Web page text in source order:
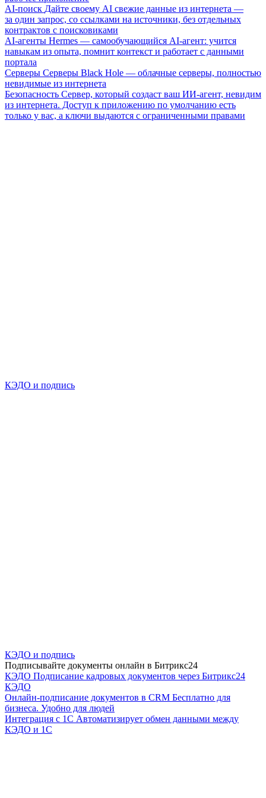
AI-поиск Дайте своему AI свежие данные из интернета —
за один запрос, со ссылками на источники, без отдельных
контрактов с поисковиками
AI-агенты Hermes — самообучающийся AI-агент: учится
навыкам из опыта, помнит контекст и работает с данными
портала
Серверы Серверы Black Hole — облачные серверы, полностью
невидимые из интернета
Безопасность Сервер, который создаст ваш ИИ-агент, невидим
из интернета. Доступ к приложению по умолчанию есть
только у вас, а ключи выдаются с ограниченными правами
КЭДО и подпись
КЭДО и подпись
Подписывайте документы онлайн в Битрикс24
КЭДО Подписание кадровых документов через Битрикс24
КЭДО
Онлайн-подписание документов в CRM Бесплатно для
бизнеса. Удобно для людей
Интеграция с 1С Автоматизирует обмен данными между
КЭДО и 1С